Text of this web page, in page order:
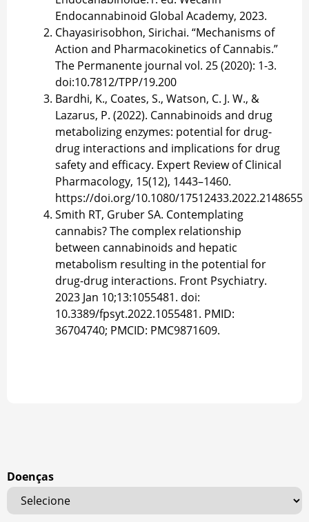
Endocannabinoid Global Academy, 2023.
Chayasirisobhon, Sirichai. “Mechanisms of
Action and Pharmacokinetics of Cannabis.”
The Permanente journal vol. 25 (2020): 1-3.
doi:10.7812/TPP/19.200
Bardhi, K., Coates, S., Watson, C. J. W., &
Lazarus, P. (2022). Cannabinoids and drug
metabolizing enzymes: potential for drug-
drug interactions and implications for drug
safety and efficacy. Expert Review of Clinical
Pharmacology, 15(12), 1443–1460.
https://doi.org/10.1080/17512433.2022.2148655
Smith RT, Gruber SA. Contemplating
cannabis? The complex relationship
between cannabinoids and hepatic
metabolism resulting in the potential for
drug-drug interactions. Front Psychiatry.
2023 Jan 10;13:1055481. doi:
10.3389/fpsyt.2022.1055481. PMID:
36704740; PMCID: PMC9871609.
Doenças